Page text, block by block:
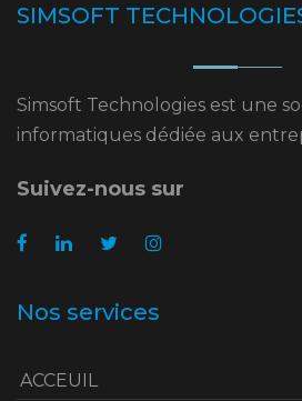
SIMSOFT
Simsoft Technologies est une
informatiques dédiée aux
Suivez-nous sur
Nos services
ACCEUIL